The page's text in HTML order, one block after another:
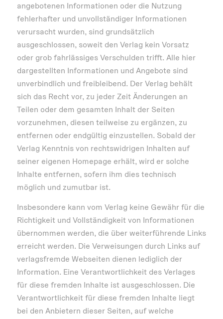
angebotenen Informationen oder die Nutzung
fehlerhafter und unvollständiger Informationen
verursacht wurden, sind grundsätzlich
ausgeschlossen, soweit den Verlag kein Vorsatz
oder grob fahrlässiges Verschulden trifft. Alle hier
dargestellten Informationen und Angebote sind
unverbindlich und freibleibend. Der Verlag behält
sich das Recht vor, zu jeder Zeit Änderungen an
Teilen oder dem gesamten Inhalt der Seiten
vorzunehmen, diesen teilweise zu ergänzen, zu
entfernen oder endgültig einzustellen. Sobald der
Verlag Kenntnis von rechtswidrigen Inhalten auf
seiner eigenen Homepage erhält, wird er solche
Inhalte entfernen, sofern ihm dies technisch
möglich und zumutbar ist.
Insbesondere kann vom Verlag keine Gewähr für die
Richtigkeit und Vollständigkeit von Informationen
übernommen werden, die über weiterführende Links
erreicht werden. Die Verweisungen durch Links auf
verlagsfremde Webseiten dienen lediglich der
Information. Eine Verantwortlichkeit des Verlages
für diese fremden Inhalte ist ausgeschlossen. Die
Verantwortlichkeit für diese fremden Inhalte liegt
bei den Anbietern dieser Seiten, auf welche